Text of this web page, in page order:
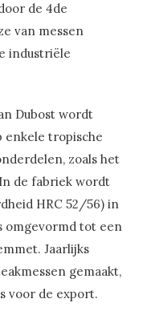
de 4de
van messen
industriële
Dubost wordt
enkele tropische
zoals het
de fabriek wordt
HRC 52/56) in
omgevormd tot een
Jaarlijks
gemaakt,
voor de export.